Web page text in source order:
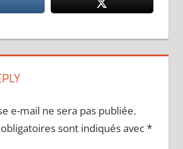
e-mail ne sera pas publiée.
sont indiqués avec*